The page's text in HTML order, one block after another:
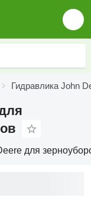
Гидравлика John
для